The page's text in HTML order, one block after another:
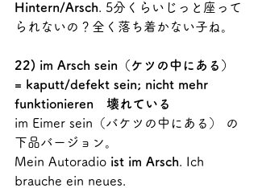
Hintern/Arsch . 5分くらいじっと座って
られないの？全く落ち着かない子ね。
22) im Arsch sein（ケツの中にある）
= kaputt/defekt sein; nicht mehr
funktionieren　壊れている
im Eimer sein（バケツの中にある） の
下品バージョン。
Mein Autoradio ist im Arsch . Ich
brauche ein neues.